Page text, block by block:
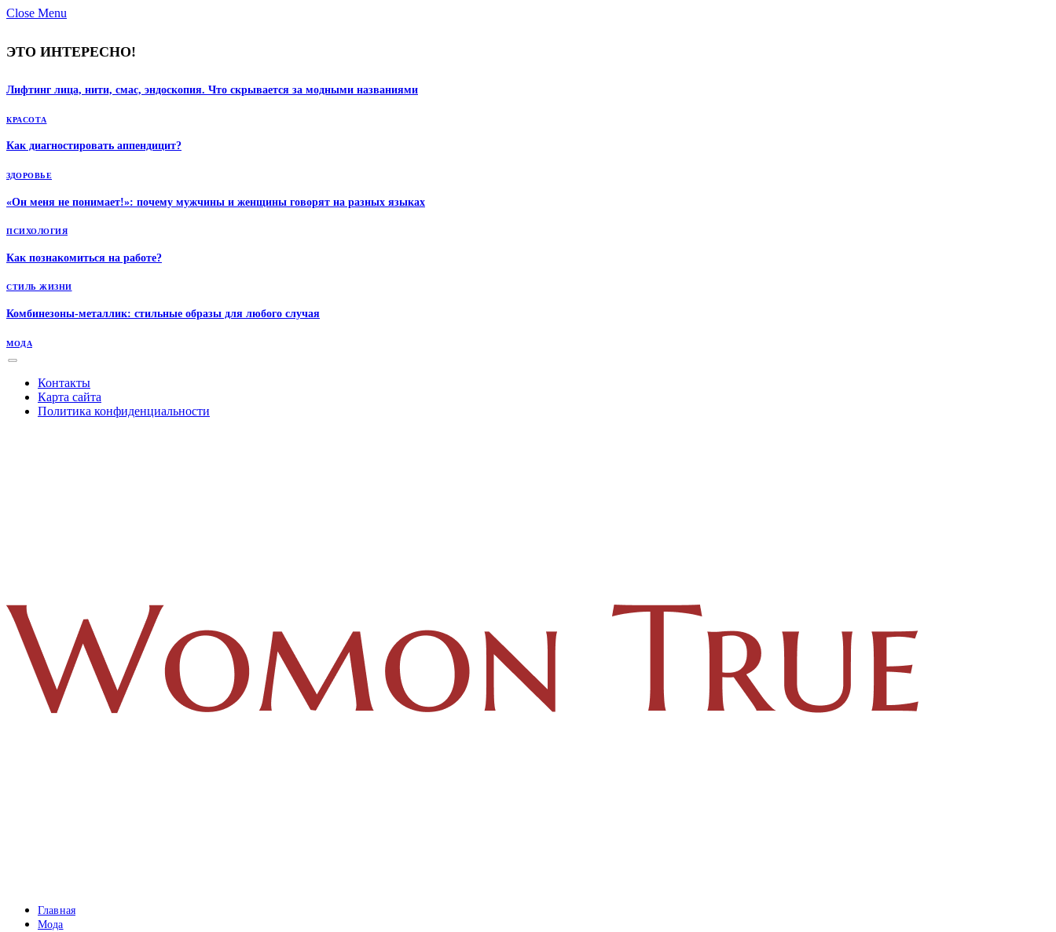
Close Menu
ЭТО ИНТЕРЕСНО!
Лифтинг лица, нити, смас, эндоскопия. Что скрывается за модными названиями
КРАСОТА
Как диагностировать аппендицит?
ЗДОРОВЬЕ
«Он меня не понимает!»: почему мужчины и женщины говорят на разных языках
ПСИХОЛОГИЯ
Как познакомиться на работе?
СТИЛЬ ЖИЗНИ
Комбинезоны-металлик: стильные образы для любого случая
МОДА
Контакты
Карта сайта
Политика конфиденциальности
Главная
Мода